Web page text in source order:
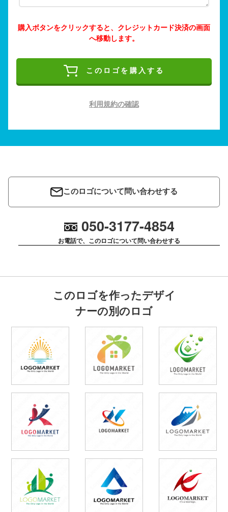
購入ボタンをクリックすると、クレジットカード決済の画面
へ移動します。
このロゴを購入する
利用規約の確認
このロゴについて問い合わせする
050-3177-4854
お電話で、このロゴについて問い合わせする
このロゴを作ったデザイ
ナーの別のロゴ